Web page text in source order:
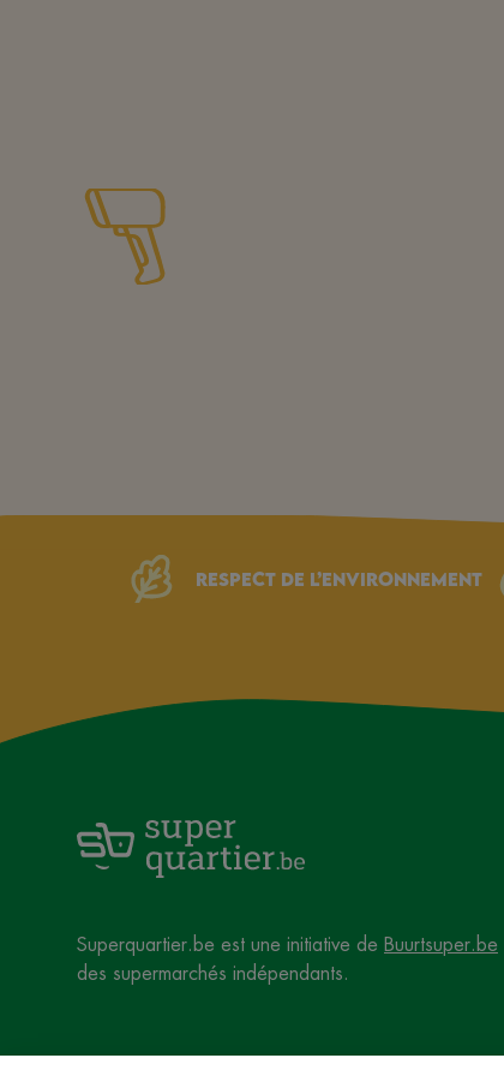
Respect de l’environnement
Superquartier.be est une initiative de Buurtsuper.be
des supermarchés indépendants.